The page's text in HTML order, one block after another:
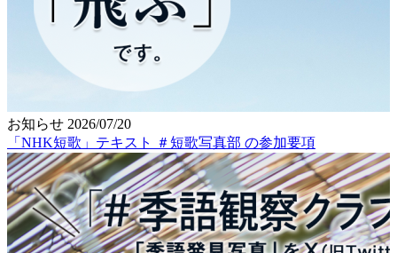
お知らせ 2026/07/20
「NHK短歌」テキスト ＃短歌写真部 の参加要項